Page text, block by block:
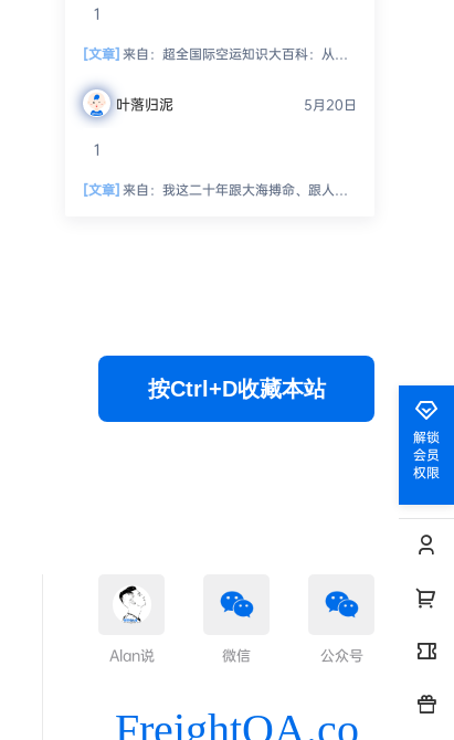
1
[文章]来自： 超全国际空运知识大百科：从入门到精通，玩转空中物流！
叶落归泥 5月20日
1
[文章]来自： 我这二十年跟大海搏命、跟人精斗法、跟老天爷抢饭吃的海运生涯
解锁
会员
权限
按Ctrl+D收藏本站
Alan说 微信 公众号
FreightQA.co